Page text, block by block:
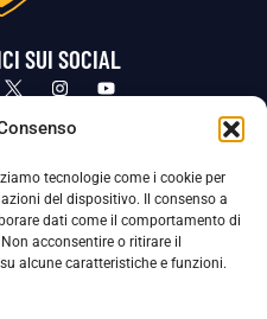
tecnologie come i cookie per
del dispositivo. Il consenso a
dati come il comportamento di
acconsentire o ritirare il
alcune caratteristiche e funzioni.
SUI SOCIAL
Policy
(DPO), figura specializzata che vigila sulle modalità
tutelare i Suoi dati personali.
può scrivere a